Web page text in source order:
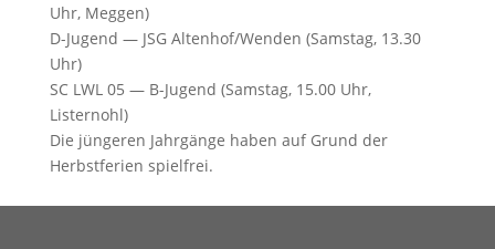
Uhr, Meggen)
D-Jugend — JSG Altenhof/Wenden (Samstag, 13.30
Uhr)
SC LWL 05 — B-Jugend (Samstag, 15.00 Uhr,
Listernohl)
Die jüngeren Jahrgänge haben auf Grund der
Herbstferien spielfrei.